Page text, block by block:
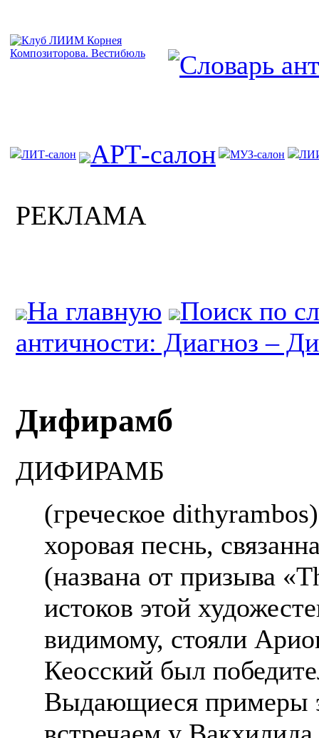
ЛИТ-салон АРТ-салон МУЗ-салон
РЕКЛАМА
На главную
Поиск по
античности: Диагноз –
Дифирамб
ДИФИРАМБ
(греческое
хоровая песнь,
(названа от призыва
истоков этой
видимому, стояли
Кеосский был
Выдающиеся примеры